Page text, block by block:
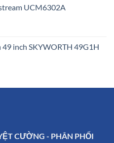
UCM6302A
inch SKYWORTH 49G1H
CƯỜNG - PHÂN PHỐI